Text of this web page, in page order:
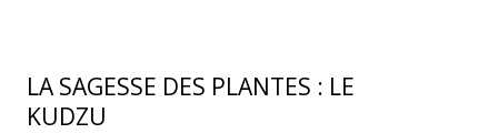
NOS FORMATIONS
LA SAGESSE DES PLANTES : LE
KUDZU